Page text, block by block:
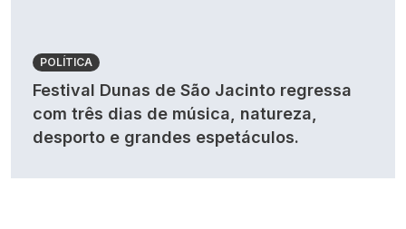
POLÍTICA
Festival Dunas de São Jacinto regressa
com três dias de música, natureza,
desporto e grandes espetáculos.